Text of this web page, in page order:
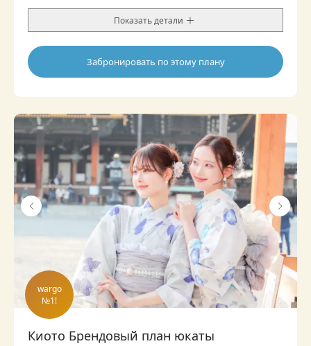
аккуратный образ, а благодаря оби и
аксессуарам можно добавить стильные акценты.
Показать детали
Забронировать по этому плану
wargo
№1!
Киото Брендовый план юкаты